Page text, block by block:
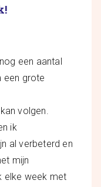
een aantal
een grote
volgen.
ik
al verbeterd en
mijn
elke week met